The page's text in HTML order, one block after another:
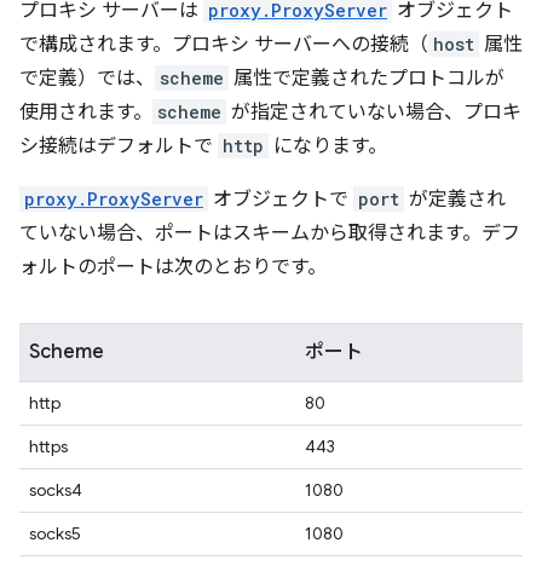
プロキシ サーバーは proxy.ProxyServer オブジェクト
で構成されます。プロキシ サーバーへの接続（ host 属性
で定義）では、
scheme 属性で定義されたプロトコルが
使用されます。
scheme が指定されていない場合、プロキ
シ接続はデフォルトで http になります。
proxy.ProxyServer オブジェクトで port が定義され
ていない場合、ポートはスキームから取得されます。デフ
ォルトのポートは次のとおりです。
Scheme ポート
http
80
https
443
socks4
1080
socks5
1080